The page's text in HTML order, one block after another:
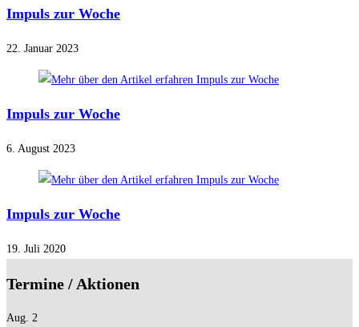
Impuls zur Woche
22. Januar 2023
Impuls zur Woche
6. August 2023
Impuls zur Woche
19. Juli 2020
Termine / Aktionen
Aug. 2